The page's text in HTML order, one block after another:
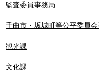
監査委員事務局
千曲市・坂城町等公平委員
観光課
文化課